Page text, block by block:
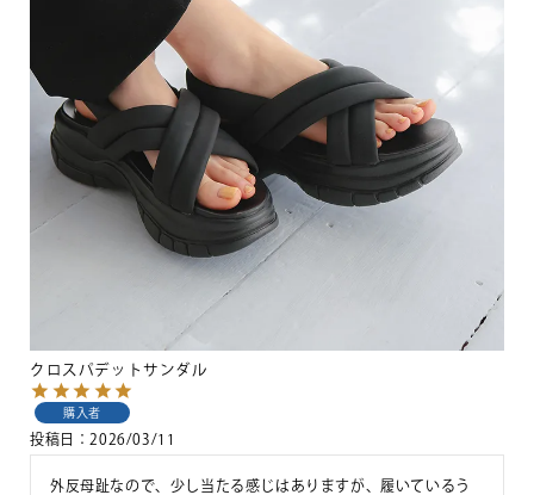
クロスパデットサンダル
購入者
投稿日 2026/03/11
外反母趾なので、少し当たる感じはありますが、履いているう